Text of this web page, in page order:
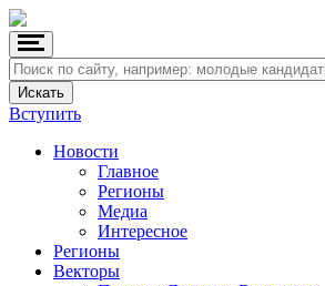
Вступить
Новости
Главное
Регионы
Медиа
Интересное
Регионы
Векторы